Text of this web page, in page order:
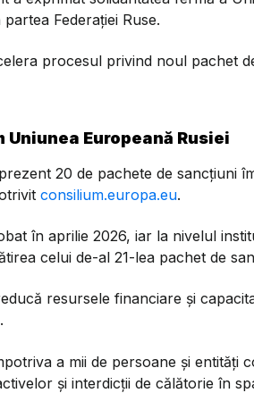
Federației Ruse.
procesul privind noul pachet
Europeană Rusiei
20 de pachete de sancțiuni
consilium.europa.eu.
în aprilie 2026, iar la nivelul
celui de-al 21-lea pachet de
resursele financiare și
a mii de persoane și entități
și interdicții de călătorie în